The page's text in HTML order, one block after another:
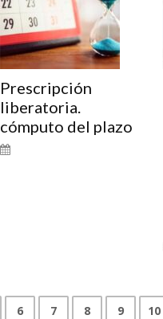
Prescripción
liberatoria.
cómputo del plazo
6 7 8 9 10